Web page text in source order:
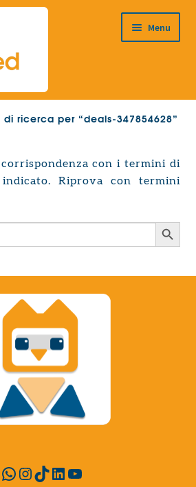
Menu
HOME
PRODOTTI
Espandi
il
child
PROGETTAZIONE EUROPEA
menu
child
di ricerca per “deals-347854628”
corrispondenza con i termini di
Riprova con termini
Search Button
WhatsApp
Instagram
TikTok
LinkedIn
YouTube